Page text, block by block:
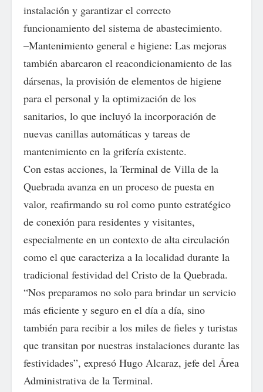
instalación y garantizar el correcto
funcionamiento del sistema de abastecimiento.
–Mantenimiento general e higiene: Las mejoras
también abarcaron el reacondicionamiento de las
dársenas, la provisión de elementos de higiene
para el personal y la optimización de los
sanitarios, lo que incluyó la incorporación de
nuevas canillas automáticas y tareas de
mantenimiento en la grifería existente.
Con estas acciones, la Terminal de Villa de la
Quebrada avanza en un proceso de puesta en
valor, reafirmando su rol como punto estratégico
de conexión para residentes y visitantes,
especialmente en un contexto de alta circulación
como el que caracteriza a la localidad durante la
tradicional festividad del Cristo de la Quebrada.
“Nos preparamos no solo para brindar un servicio
más eficiente y seguro en el día a día, sino
también para recibir a los miles de fieles y turistas
que transitan por nuestras instalaciones durante las
festividades”, expresó Hugo Alcaraz, jefe del Área
Administrativa de la Terminal.